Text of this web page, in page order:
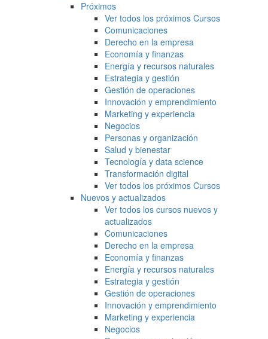
Próximos
Ver todos los próximos Cursos
Comunicaciones
Derecho en la empresa
Economía y finanzas
Energía y recursos naturales
Estrategia y gestión
Gestión de operaciones
Innovación y emprendimiento
Marketing y experiencia
Negocios
Personas y organización
Salud y bienestar
Tecnología y data science
Transformación digital
Ver todos los próximos Cursos
Nuevos y actualizados
Ver todos los cursos nuevos y
actualizados
Comunicaciones
Derecho en la empresa
Economía y finanzas
Energía y recursos naturales
Estrategia y gestión
Gestión de operaciones
Innovación y emprendimiento
Marketing y experiencia
Negocios